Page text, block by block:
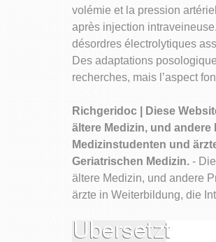
volémie et la pression
après injection
désordres électrolytiques
Des adaptations
recherches, mais l’aspect
Richgeridoc | Diese
ältere Medizin, und
Medizinstudenten und
Geriatrischen Medizin. -
ältere Medizin, und andere
ärzte in Weiterbildung, die